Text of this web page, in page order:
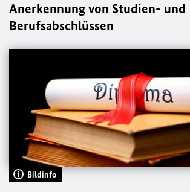
Anerkennung von Studien- und
Berufsabschlüssen
Bildinfo